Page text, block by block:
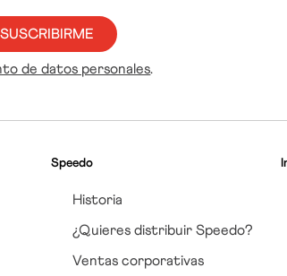
SUSCRIBIRME
de datos personales.
Speedo
Historia
¿Quieres distribuir Speedo?
Ventas corporativas